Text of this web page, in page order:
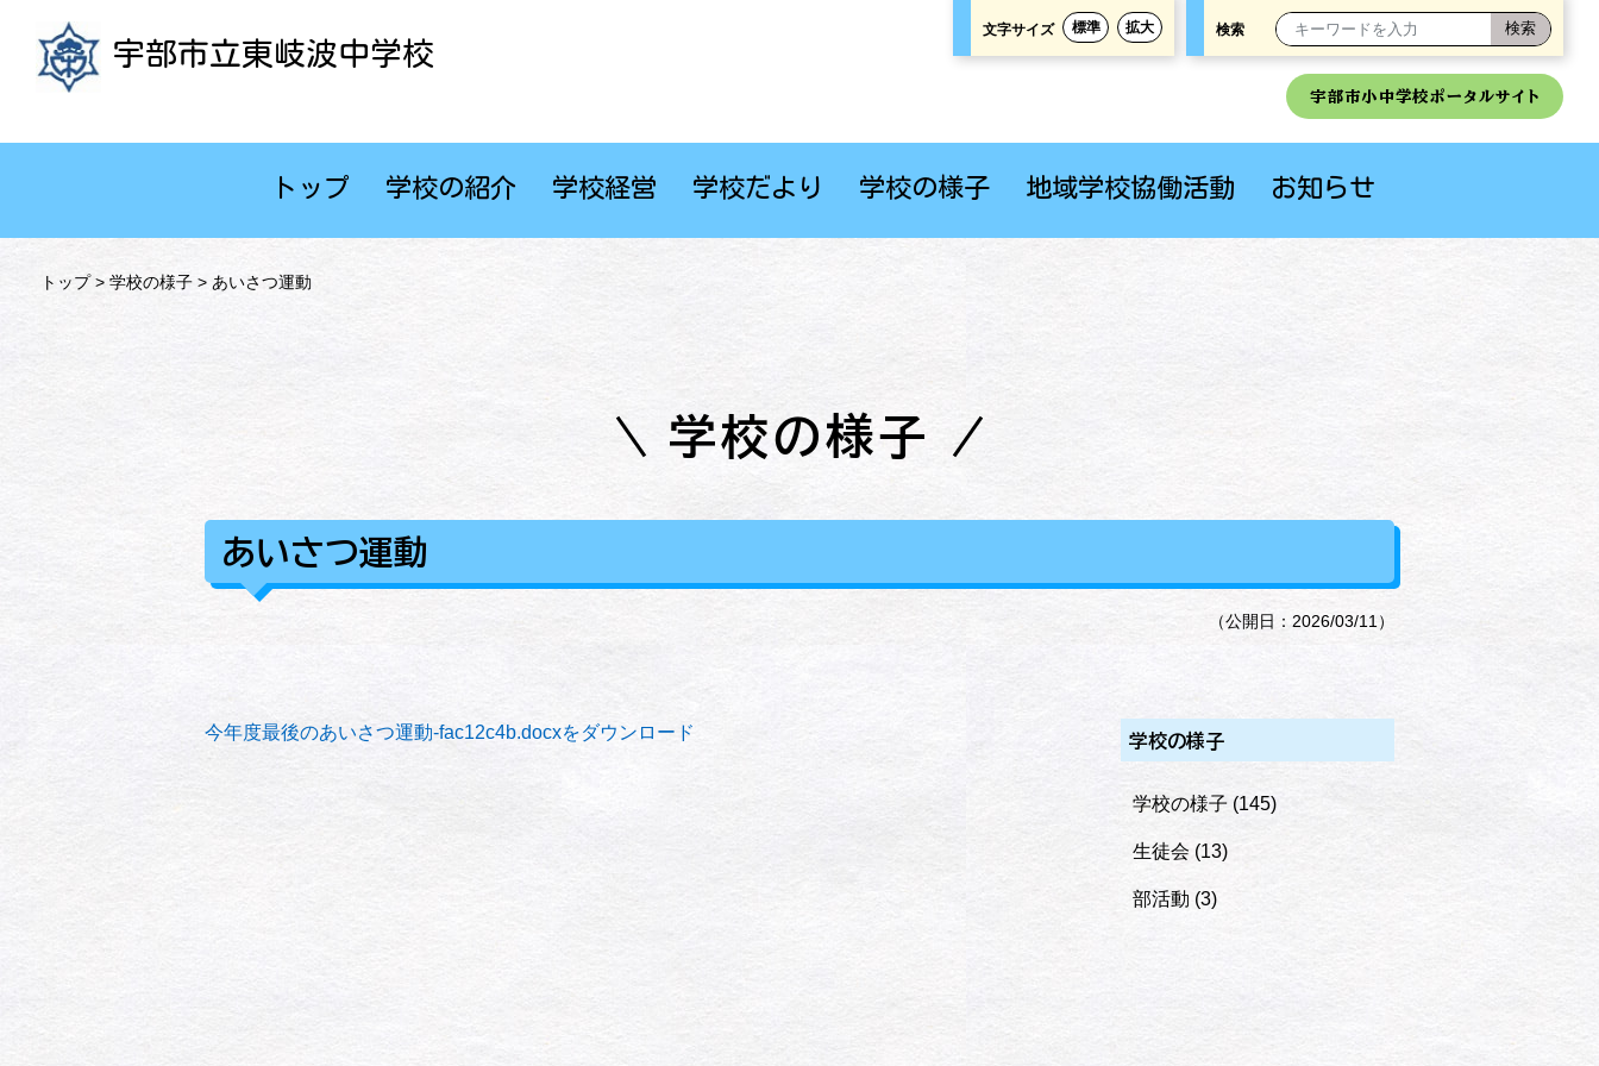
宇部市立東岐波中学校
文字サイズ 標準 拡大 検索
宇部市小中学校ポータルサイト
トップ 学校の紹介 学校経営 学校だより 学校の様子 地域学校協働活動 お知らせ
トップ> 学校の様子> あいさつ運動
学校の様子
あいさつ運動
（公開日：2026/03/11）
今年度最後のあいさつ運動-fac12c4b.docxをダウンロード 学校の様子
学校の様子 (145)
生徒会 (13)
部活動 (3)